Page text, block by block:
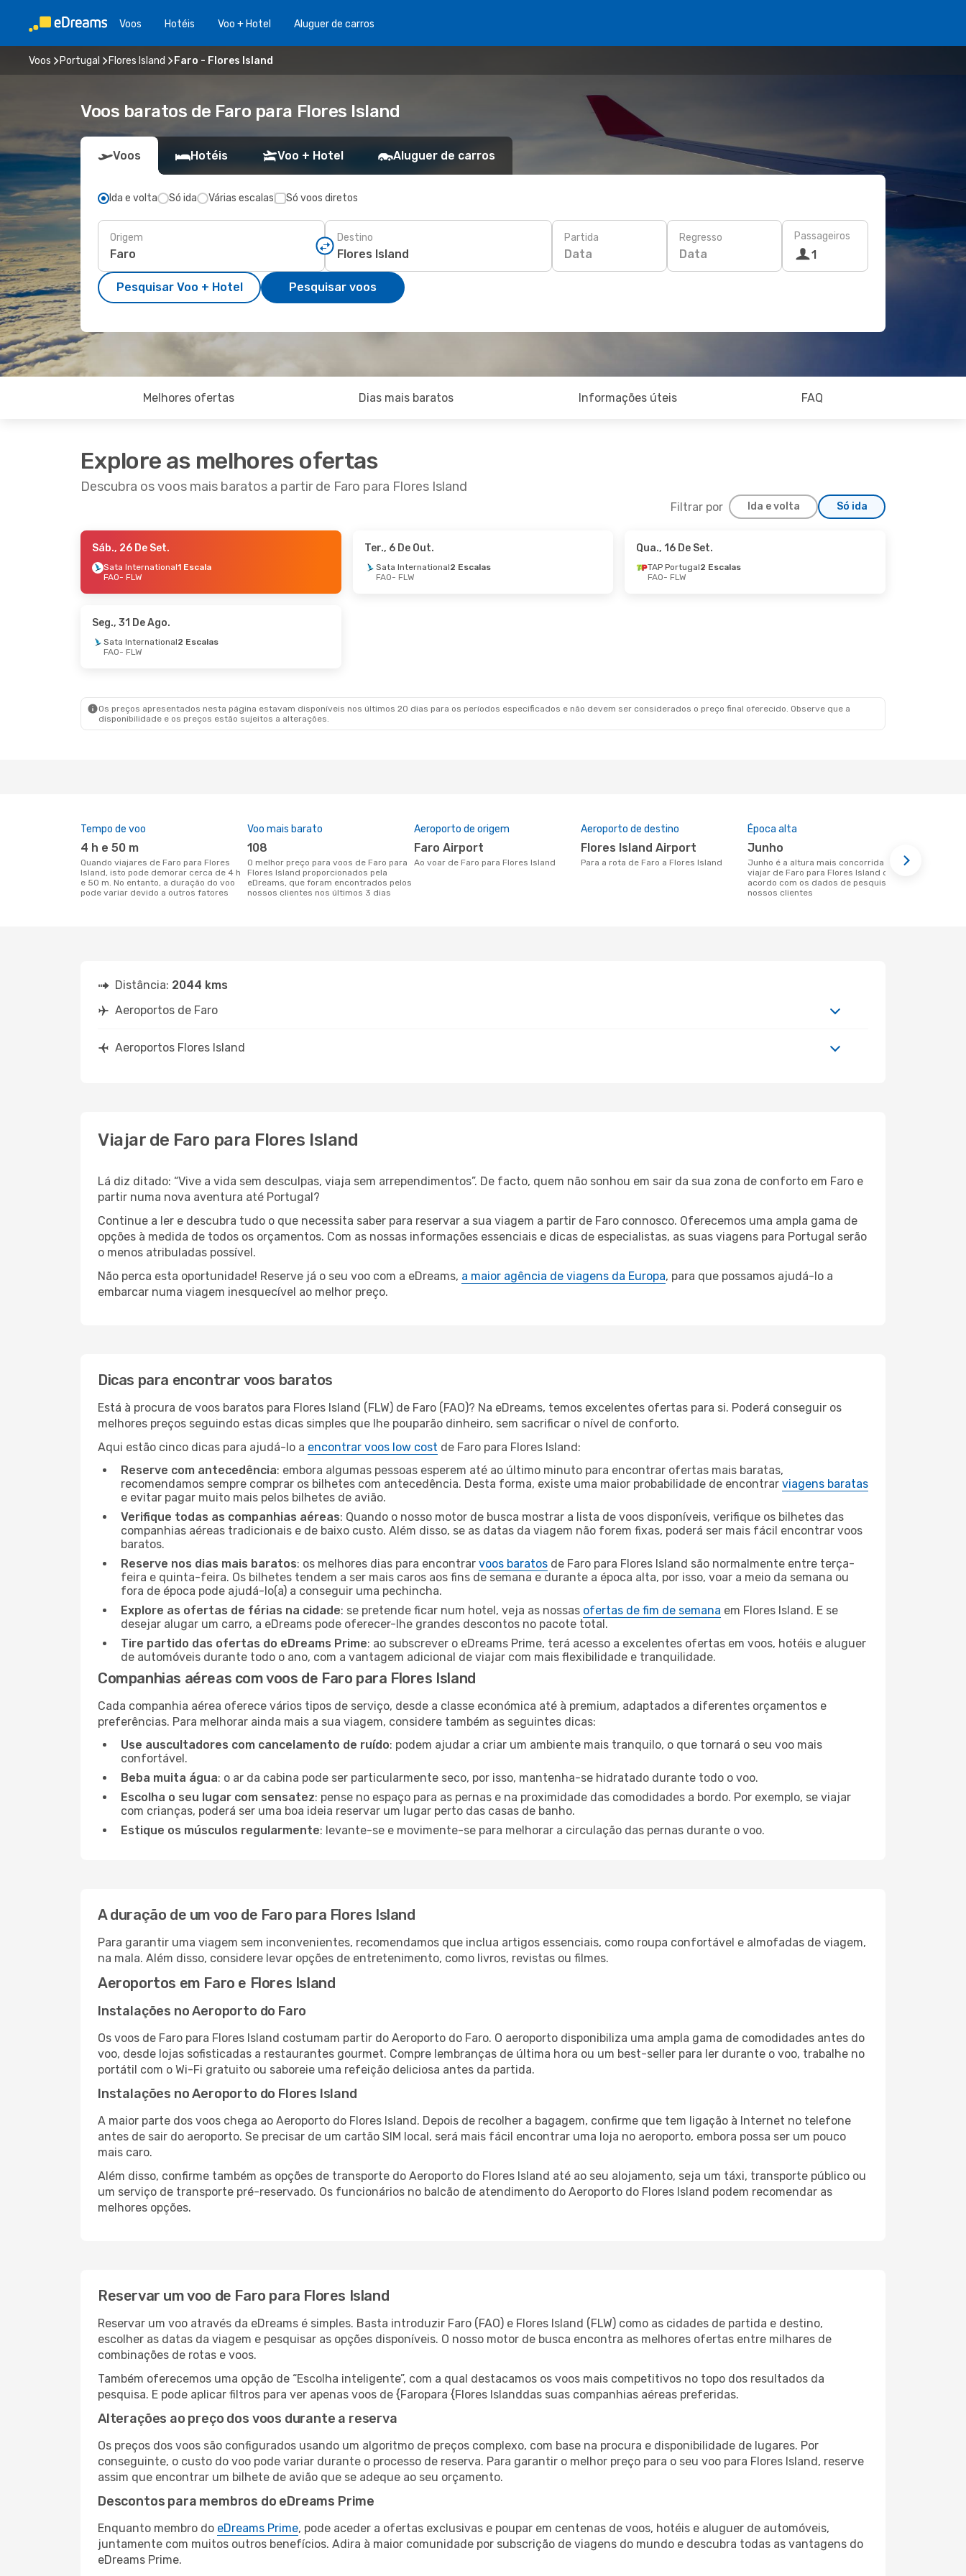
Voos Hotéis Voo + Hotel Aluguer de carros
Voos Portugal Flores Island Faro - Flores Island
Voos baratos de Faro para Flores Island
Voos Hotéis Voo + Hotel Aluguer de carros
Ida e volta Só ida Várias escalas Só voos diretos
Origem Destino Partida
Data
Regresso
Data
Passageiros
1
Pesquisar Voo + Hotel Pesquisar voos
Melhores ofertas Dias mais baratos Informações úteis FAQ
Explore as melhores ofertas
Descubra os voos mais baratos a partir de Faro para Flores Island
Filtrar por Ida e volta Só ida
- Sáb., 10 De Out.
1 Escala
2 Escalas
Sáb., 26 De Set.
Sata International1 Escala
FAO- FLW
Ter., 6 De Out.
Sata International2 Escalas
FAO- FLW
Qua., 16 De Set.
TAP Portugal2 Escalas
FAO- FLW
Seg., 31 De Ago.
Sata International2 Escalas
FAO- FLW
Os preços apresentados nesta página estavam disponíveis nos últimos 20 dias para os períodos especificados e não devem ser considerados o preço final oferecido. Observe que a
disponibilidade e os preços estão sujeitos a alterações.
Tempo de voo
4 h e 50 m
Quando viajares de Faro para Flores
Island, isto pode demorar cerca de 4 h
e 50 m. No entanto, a duração do voo
pode variar devido a outros fatores
Voo mais barato
108
O melhor preço para voos de Faro para
Flores Island proporcionados pela
eDreams, que foram encontrados pelos
nossos clientes nos últimos 3 dias
Aeroporto de origem
Faro Airport
Ao voar de Faro para Flores Island
Aeroporto de destino
Flores Island Airport
Para a rota de Faro a Flores Island
Época alta
junho
junho é a altura mais concorrida para
viajar de Faro para Flores Island de
acordo com os dados de pesquisa dos
nossos clientes
Distância: 2044 kms
Aeroportos de Faro
Aeroportos Flores Island
Viajar de Faro para Flores Island
Lá diz ditado: “Vive a vida sem desculpas, viaja sem arrependimentos”. De facto, quem não sonhou em sair da sua zona de conforto em Faro e
partir numa nova aventura até Portugal?
Continue a ler e descubra tudo o que necessita saber para reservar a sua viagem a partir de Faro connosco. Oferecemos uma ampla gama de
opções à medida de todos os orçamentos. Com as nossas informações essenciais e dicas de especialistas, as suas viagens para Portugal serão
o menos atribuladas possível.
Não perca esta oportunidade! Reserve já o seu voo com a eDreams, a maior agência de viagens da Europa, para que possamos ajudá-lo a
embarcar numa viagem inesquecível ao melhor preço.
Dicas para encontrar voos baratos
Está à procura de voos baratos para Flores Island (FLW) de Faro (FAO)? Na eDreams, temos excelentes ofertas para si. Poderá conseguir os
melhores preços seguindo estas dicas simples que lhe pouparão dinheiro, sem sacrificar o nível de conforto.
Aqui estão cinco dicas para ajudá-lo a encontrar voos low cost de Faro para Flores Island:
Reserve com antecedência: embora algumas pessoas esperem até ao último minuto para encontrar ofertas mais baratas,
recomendamos sempre comprar os bilhetes com antecedência. Desta forma, existe uma maior probabilidade de encontrar viagens baratas
e evitar pagar muito mais pelos bilhetes de avião.
Verifique todas as companhias aéreas: Quando o nosso motor de busca mostrar a lista de voos disponíveis, verifique os bilhetes das
companhias aéreas tradicionais e de baixo custo. Além disso, se as datas da viagem não forem fixas, poderá ser mais fácil encontrar voos
baratos.
Reserve nos dias mais baratos: os melhores dias para encontrar voos baratos de Faro para Flores Island são normalmente entre terça-
feira e quinta-feira. Os bilhetes tendem a ser mais caros aos fins de semana e durante a época alta, por isso, voar a meio da semana ou
fora de época pode ajudá-lo(a) a conseguir uma pechincha.
Explore as ofertas de férias na cidade: se pretende ficar num hotel, veja as nossas ofertas de fim de semana em Flores Island. E se
desejar alugar um carro, a eDreams pode oferecer-lhe grandes descontos no pacote total.
Tire partido das ofertas do eDreams Prime: ao subscrever o eDreams Prime, terá acesso a excelentes ofertas em voos, hotéis e aluguer
de automóveis durante todo o ano, com a vantagem adicional de viajar com mais flexibilidade e tranquilidade.
Companhias aéreas com voos de Faro para Flores Island
Cada companhia aérea oferece vários tipos de serviço, desde a classe económica até à premium, adaptados a diferentes orçamentos e
preferências. Para melhorar ainda mais a sua viagem, considere também as seguintes dicas:
Use auscultadores com cancelamento de ruído: podem ajudar a criar um ambiente mais tranquilo, o que tornará o seu voo mais
confortável.
Beba muita água: o ar da cabina pode ser particularmente seco, por isso, mantenha-se hidratado durante todo o voo.
Escolha o seu lugar com sensatez: pense no espaço para as pernas e na proximidade das comodidades a bordo. Por exemplo, se viajar
com crianças, poderá ser uma boa ideia reservar um lugar perto das casas de banho.
Estique os músculos regularmente: levante-se e movimente-se para melhorar a circulação das pernas durante o voo.
A duração de um voo de Faro para Flores Island
Para garantir uma viagem sem inconvenientes, recomendamos que inclua artigos essenciais, como roupa confortável e almofadas de viagem,
na mala. Além disso, considere levar opções de entretenimento, como livros, revistas ou filmes.
Aeroportos em Faro e Flores Island
Instalações no Aeroporto do Faro
Os voos de Faro para Flores Island costumam partir do Aeroporto do Faro. O aeroporto disponibiliza uma ampla gama de comodidades antes do
voo, desde lojas sofisticadas a restaurantes gourmet. Compre lembranças de última hora ou um best-seller para ler durante o voo, trabalhe no
portátil com o Wi-Fi gratuito ou saboreie uma refeição deliciosa antes da partida.
Instalações no Aeroporto do Flores Island
A maior parte dos voos chega ao Aeroporto do Flores Island. Depois de recolher a bagagem, confirme que tem ligação à Internet no telefone
antes de sair do aeroporto. Se precisar de um cartão SIM local, será mais fácil encontrar uma loja no aeroporto, embora possa ser um pouco
mais caro.
Além disso, confirme também as opções de transporte do Aeroporto do Flores Island até ao seu alojamento, seja um táxi, transporte público ou
um serviço de transporte pré-reservado. Os funcionários no balcão de atendimento do Aeroporto do Flores Island podem recomendar as
melhores opções.
Reservar um voo de Faro para Flores Island
Reservar um voo através da eDreams é simples. Basta introduzir Faro (FAO) e Flores Island (FLW) como as cidades de partida e destino,
escolher as datas da viagem e pesquisar as opções disponíveis. O nosso motor de busca encontra as melhores ofertas entre milhares de
combinações de rotas e voos.
Também oferecemos uma opção de “Escolha inteligente”, com a qual destacamos os voos mais competitivos no topo dos resultados da
pesquisa. E pode aplicar filtros para ver apenas voos de {Faropara {Flores Islanddas suas companhias aéreas preferidas.
Alterações ao preço dos voos durante a reserva
Os preços dos voos são configurados usando um algoritmo de preços complexo, com base na procura e disponibilidade de lugares. Por
conseguinte, o custo do voo pode variar durante o processo de reserva. Para garantir o melhor preço para o seu voo para Flores Island, reserve
assim que encontrar um bilhete de avião que se adeque ao seu orçamento.
Descontos para membros do eDreams Prime
Enquanto membro do eDreams Prime, pode aceder a ofertas exclusivas e poupar em centenas de voos, hotéis e aluguer de automóveis,
juntamente com muitos outros benefícios. Adira à maior comunidade por subscrição de viagens do mundo e descubra todas as vantagens do
eDreams Prime.